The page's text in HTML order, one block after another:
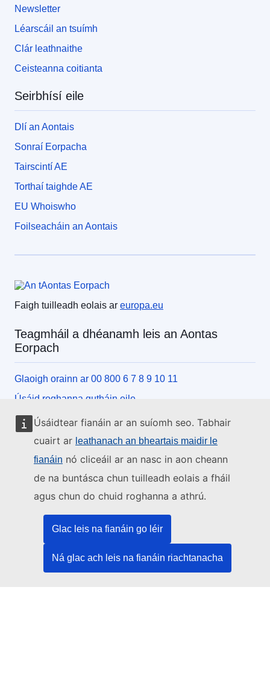
Úsáidtear fianáin ar an suíomh seo. Tabhair
cuairt ar leathanach an bheartais maidir le
fianáin nó cliceáil ar an nasc in aon cheann
de na buntásca chun tuilleadh eolais a fháil
agus chun do chuid roghanna a athrú.
Glac leis na fianáin go léir
Ná glac ach leis na fianáin riachtanacha
Newsletter
Léarscáil an tsuímh
Clár leathnaithe
Ceisteanna coitianta
Seirbhísí eile
Dlí an Aontais
Sonraí Eorpacha
Tairscintí AE
Torthaí taighde AE
EU Whoiswho
Foilseacháin an Aontais
Faigh tuilleadh eolais ar europa.eu
Teagmháil a dhéanamh leis an Aontas
Eorpach
Glaoigh orainn ar 00 800 6 7 8 9 10 11
Úsáid roghanna gutháin eile
Scríobh chugainn tríd an bhfoirm theagmhála
Buail isteach chugainn i gceann de lárionaid an Aontais
Na meáin shóisialta
Cuardaigh cuntais an Aontais Eorpaigh ar na meáin
shóisialta
Institiúidí agus comhlachtaí an Aontais
Eorpaigh